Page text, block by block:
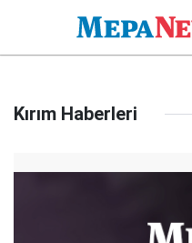
Kırım Haberleri